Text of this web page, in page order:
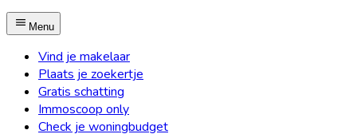
Menu
Vind je makelaar
Plaats je zoekertje
Gratis schatting
Immoscoop only
Check je woningbudget